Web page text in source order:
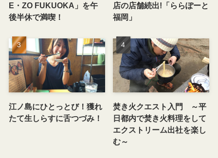
E・ZO FUKUOKA」を午
後半休で満喫！
店の店舗続出!「ららぽーと
福岡」
江ノ島にひとっとび！獲れ
たて生しらすに舌つづみ！
焚き火クエスト入門 ～平
日都内で焚き火料理をして
エクストリーム出社を楽し
む～